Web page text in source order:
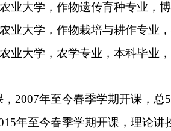
业大学，作物遗传育种专业，
业大学，作物栽培与耕作专业
业大学，农学专业，本科毕业
，2007年至今春季学期开课，总
年至今春季学期开课，理论讲